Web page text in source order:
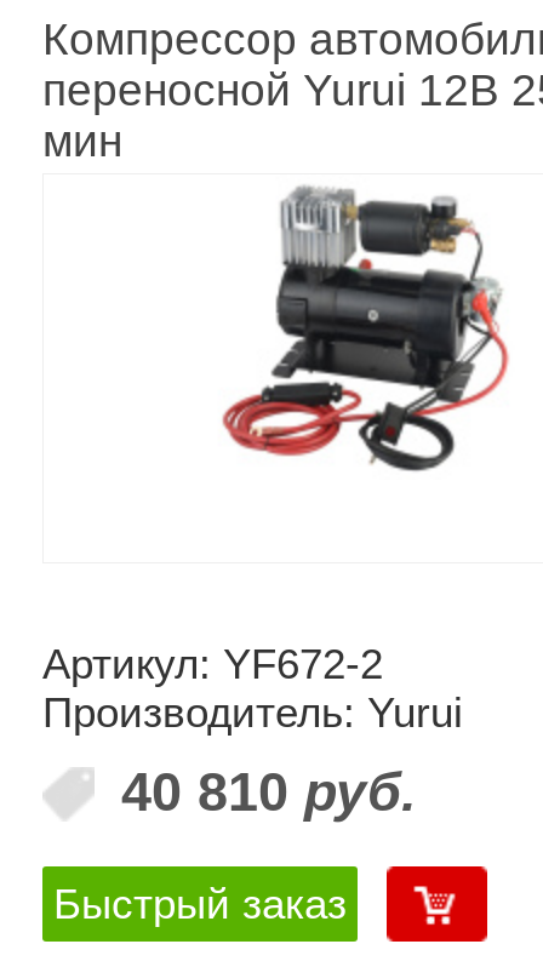
Компрессор
переносной Yurui 12В
мин
Артикул: YF672-2
Производитель: Yurui
40 810 руб.
Быстрый заказ